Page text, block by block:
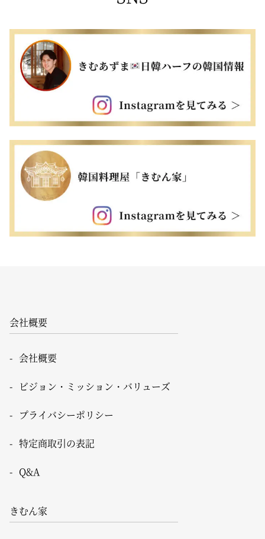
会社概要
会社概要
ビジョン・ミッション・バリューズ
プライバシーポリシー
特定商取引の表記
Q&A
きむん家